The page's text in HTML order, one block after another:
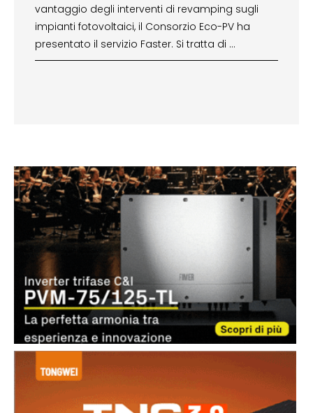
vantaggio degli interventi di revamping sugli
impianti fotovoltaici, il Consorzio Eco-PV ha
presentato il servizio Faster. Si tratta di …